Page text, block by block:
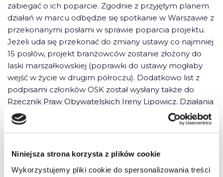
Niniejsza strona korzysta z plików cookie
Wykorzystujemy pliki cookie do spersonalizowania treści
zabiegać o ich poparcie. Zgodnie z przyjętym planem
działań w marcu odbędzie się spotkanie w Warszawie z
przekonanymi posłami w sprawie poparcia projektu.
Jeżeli uda się przekonać do zmiany ustawy co najmniej
15 posłów, projekt branżowców zostanie złożony do
laski marszałkowskiej (poprawki do ustawy mogłaby
wejść w życie w drugim półroczu). Dodatkowo list z
podpisami członków OSK został wysłany także do
Rzecznik Praw Obywatelskich Ireny Lipowicz. Działania
zmierzające do poprawy niezgodnej z prawem ustawy
koordynuje Ogólnopolskie Stowarzyszenie